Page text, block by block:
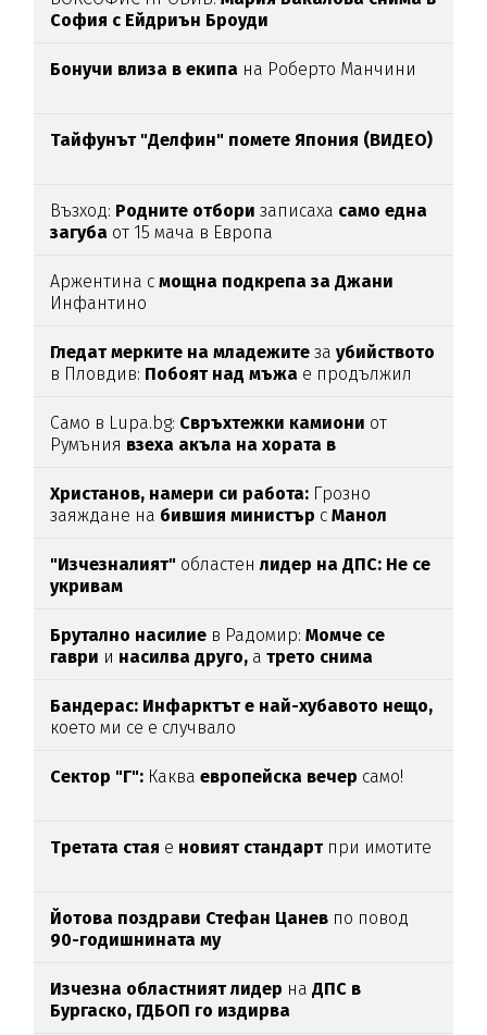
София с Ейдриън Броуди
Бонучи влиза в екипа на Роберто Манчини
Тайфунът "Делфин" помете Япония (ВИДЕО)
Възход: Родните отбори записаха само една
загуба от 15 мача в Европа
Аржентина смощна подкрепа за Джани
Инфантино
Гледат мерките на младежите за убийството
в Пловдив: Побоят над мъжа е продължил
Само в Lupa.bg: Свръхтежки камиони от
Румъния взеха акъла на хората в
Христанов, намери си работа: Грозно
заяждане на бившия министър сМанол
"Изчезналият" областен лидер на ДПС: Не се
укривам
Брутално насилие в Радомир:Момче се
гаври и насилва друго, атрето снима
Бандерас: Инфарктът е най-хубавото нещо,
което ми се е случвало
Сектор "Г": Какваевропейска вечер само!
Третата стая е новият стандартпри имотите
Йотова поздрави Стефан Цанев по повод
90-годишнината му
Изчезна областният лидер наДПС в
Бургаско, ГДБОП го издирва